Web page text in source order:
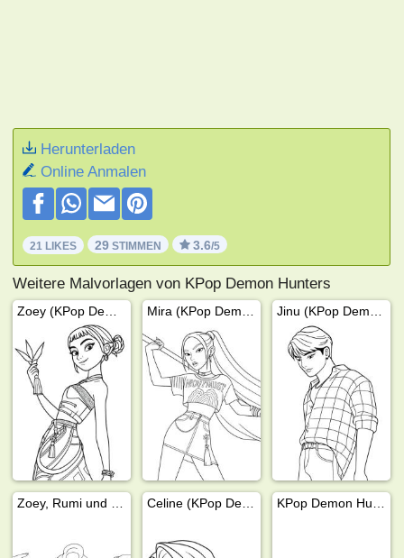
Herunterladen
Online Anmalen
21 LIKES 29 STIMMEN 3.6/5
Weitere Malvorlagen von KPop Demon Hunters